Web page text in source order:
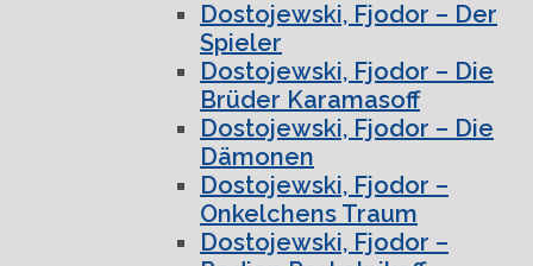
Dostojewski, Fjodor – Der
Spieler
Dostojewski, Fjodor – Die
Brüder Karamasoff
Dostojewski, Fjodor – Die
Dämonen
Dostojewski, Fjodor –
Onkelchens Traum
Dostojewski, Fjodor –